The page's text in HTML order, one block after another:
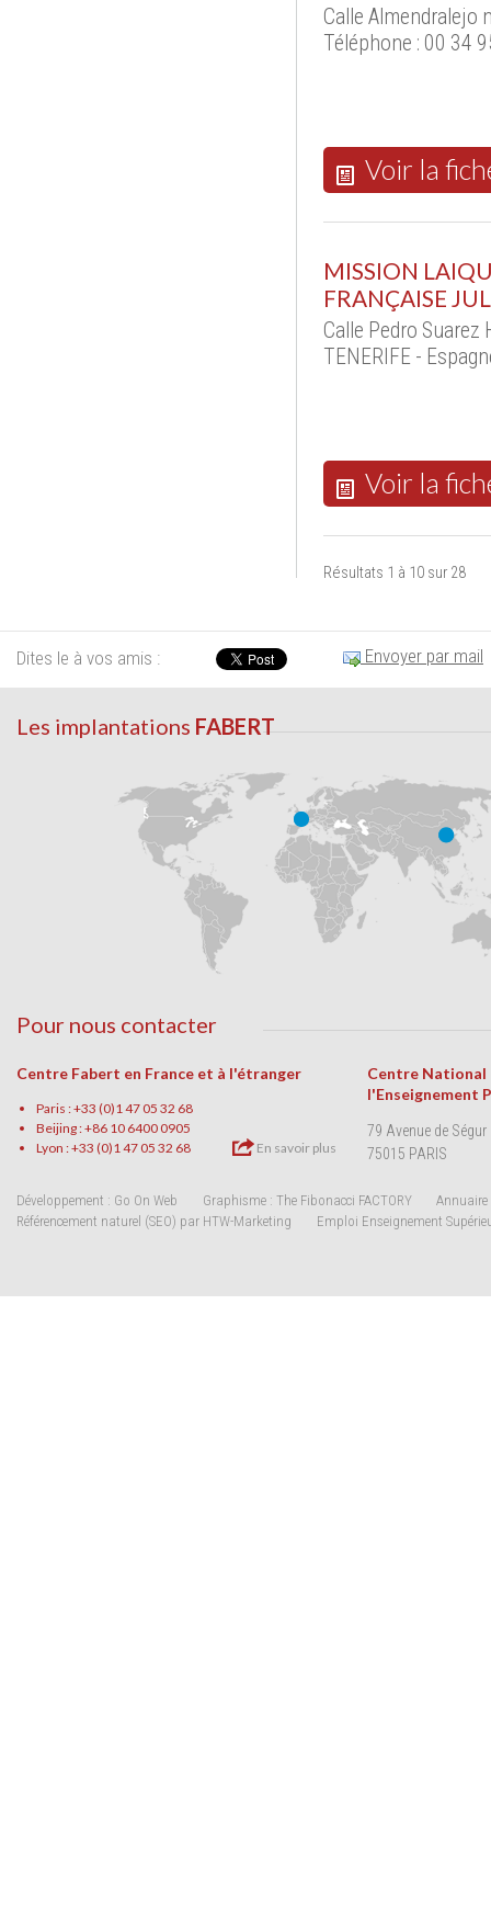
Calle Almendralejo
Téléphone : 00 34
Voir la
MISSION
FRANÇAISE
Calle Pedro Suarez
TENERIFE -
Voir la
Résultats 1 à 10 sur 28
Dites le à vos amis : Envoyer par mail
Les implantations FABERT
Pour nous contacter
Centre Fabert en France et à l'étranger
Paris : +33 (0)1 47 05 32 68
Beijing : +86 10 6400 0905
Lyon : +33 (0)1 47 05 32 68
En savoir plus
Centre National
l'Enseignement
79 Avenue de Ségur
75015 PARIS
Développement : Go On Web Graphisme : The Fibonacci FACTORY
Annuaire
Référencement naturel (SEO) par HTW-Marketing
Emploi Enseignement